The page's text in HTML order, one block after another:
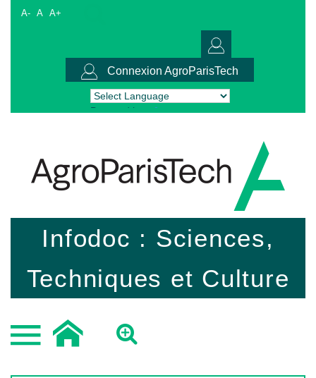
A- A A+
Connexion AgroParisTech
Powered by Translate
Infodoc : Sciences,
Techniques et Culture